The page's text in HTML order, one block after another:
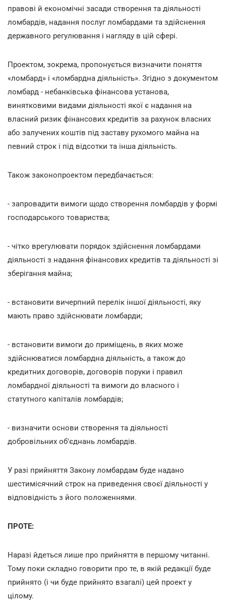
правові й економічні засади створення та діяльності
ломбардів, надання послуг ломбардами та здійснення
державного регулювання і нагляду в цій сфері.
Проектом, зокрема, пропонується визначити поняття
«ломбард» і «ломбардна діяльність». Згідно з документом
ломбард - небанківська фінансова установа,
винятковими видами діяльності якої є надання на
власний ризик фінансових кредитів за рахунок власних
або залучених коштів під заставу рухомого майна на
певний строк і під відсотки та інша діяльність.
Також законопроектом передбачається:
- запровадити вимоги щодо створення ломбардів у формі
господарського товариства;
- чітко врегулювати порядок здійснення ломбардами
діяльності з надання фінансових кредитів та діяльності зі
зберігання майна;
- встановити вичерпний перелік іншої діяльності, яку
мають право здійснювати ломбарди;
- встановити вимоги до приміщень, в яких може
здійснюватися ломбардна діяльність, а також до
кредитних договорів, договорів поруки і правил
ломбардної діяльності та вимоги до власного і
статутного капіталів ломбардів;
- визначити основи створення та діяльності
добровільних об'єднань ломбардів.
У разі прийняття Закону ломбардам буде надано
шестимісячний строк на приведення своєї діяльності у
відповідність з його положеннями.
ПРОТЕ:
Наразі йдеться лише про прийняття в першому читанні.
Тому поки складно говорити про те, в якій редакції буде
прийнято (і чи буде прийнято взагалі) цей проект у
цілому.